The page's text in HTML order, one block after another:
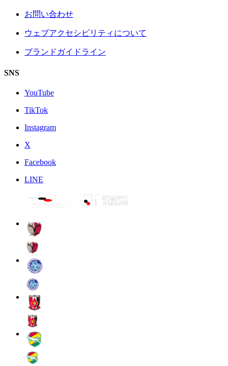
お問い合わせ
ウェブアクセシビリティについて
ブランドガイドライン
SNS
YouTube
TikTok
Instagram
X
Facebook
LINE